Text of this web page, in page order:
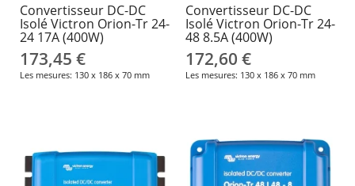
Convertisseur DC-DC
Isolé Victron Orion-Tr 24-
24 17A (400W)
173,45 €
Les mesures: 130 x 186 x 70 mm
Convertisseur DC-DC
Isolé Victron Orion-Tr 24-
48 8.5A (400W)
172,60 €
Les mesures: 130 x 186 x 70 mm